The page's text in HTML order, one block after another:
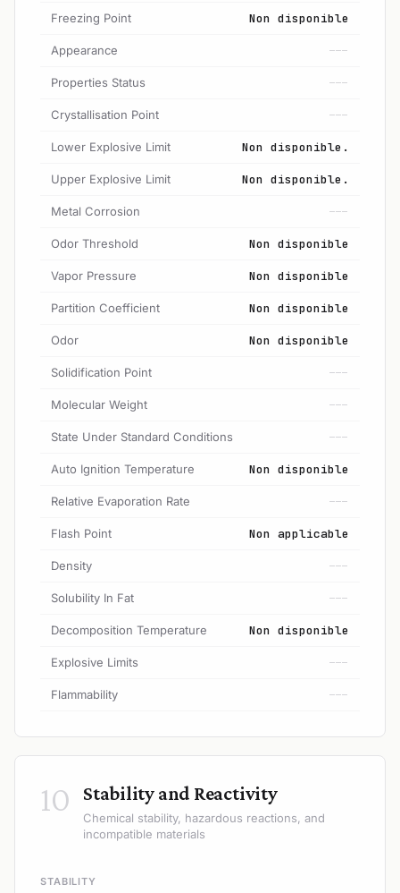
Freezing Point Non disponible
Appearance ---
Properties Status ---
Crystallisation Point ---
Lower Explosive Limit Non disponible.
Upper Explosive Limit Non disponible.
Metal Corrosion ---
Odor Threshold Non disponible
Vapor Pressure Non disponible
Partition Coefficient Non disponible
Odor Non disponible
Solidification Point ---
Molecular Weight ---
State Under Standard Conditions ---
Auto Ignition Temperature Non disponible
Relative Evaporation Rate ---
Flash Point Non applicable
Density ---
Solubility In Fat ---
Decomposition Temperature Non disponible
Explosive Limits ---
Flammability ---
10 Stability and Reactivity
Chemical stability, hazardous reactions, and
incompatible materials
STABILITY